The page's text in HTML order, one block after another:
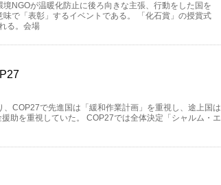
NGOが温暖化防止に後ろ向きな主張、行動をした国を
で「表彰」するイベントである。 「化石賞」の授賞式
る。会場
COP27で先進国は「緩和作業計画」を重視し、途上国は
助を重視していた。 COP27では全体決定「シャルム・エ